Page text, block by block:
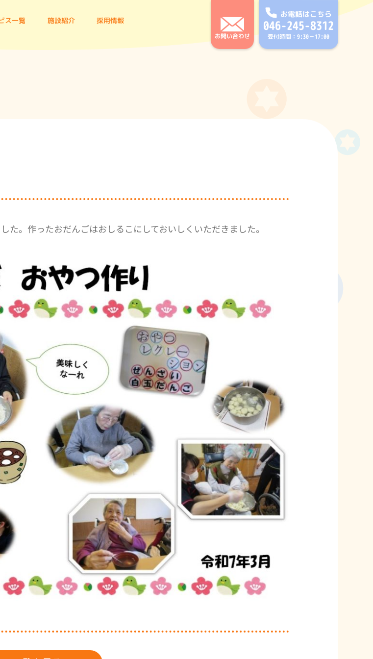
ス一覧 施設紹介 採用情報
お問い合わせ
お電話はこちら
046-245-8312
受付時間：9:30－17:00
。作ったおだんごはおしるこにしておいしくいただきました。